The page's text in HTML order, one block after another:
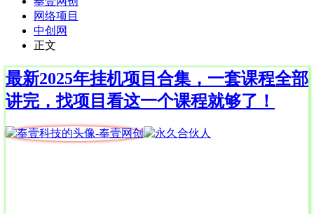
网络项目
中创网
正文
最新2025年挂机项目合集，一套课程全部
讲完，找项目看这一个课程就够了！